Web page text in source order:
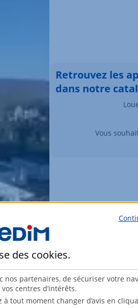
Retrouvez les
dans notre
Vous
des cookies.
partenaires, de sécuriser votre
centres d’intérêts.
tout moment changer d’avis en